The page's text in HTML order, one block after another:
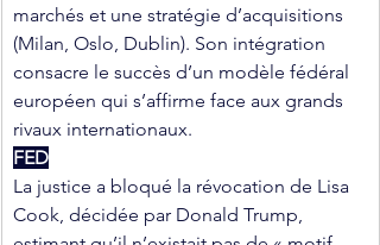
marchés et une stratégie d’acquisitions
(Milan, Oslo, Dublin). Son intégration
consacre le succès d’un modèle fédéral
européen qui s’affirme face aux grands
rivaux internationaux.
FED
La justice a bloqué la révocation de Lisa
Cook, décidée par Donald Trump,